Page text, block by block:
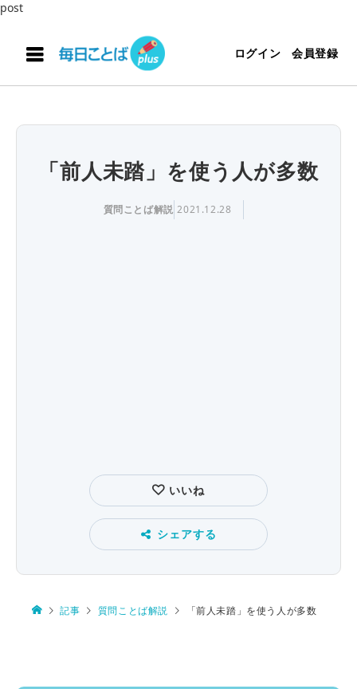
post
ログイン 会員登録
「前人未踏」を使う人が多数
質問ことば解説 2021.12.28
いいね
シェアする
記事 質問ことば解説 「前人未踏」を使う人が多数